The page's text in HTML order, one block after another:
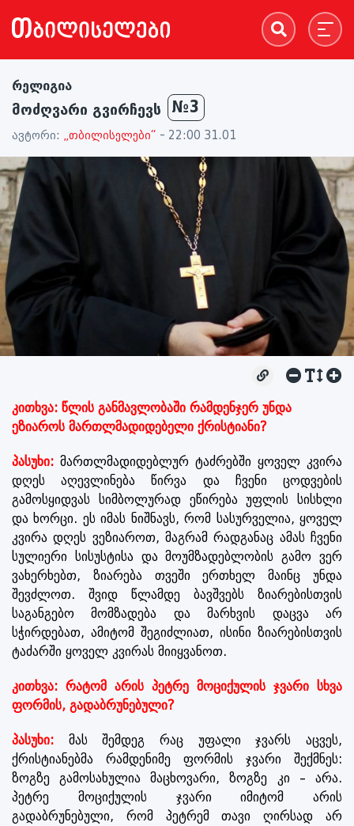
რელიგია
მოძღვარი გვირჩევს №3
ავტორი: „თბილისელები“ - 22:00 31.01
კითხვა: წლის განმავლობაში რამდენჯერ უნდა
ეზიაროს მართლმადიდებელი ქრისტიანი?
პასუხი: მართლმადიდებლურ ტაძრებში ყოველ კვირა
დღეს აღევლინება წირვა და ჩვენი ცოდვების
გამოსყიდვას სიმბოლურად ეწირება უფლის სისხლი
და ხორცი. ეს იმას ნიშნავს, რომ სასურველია, ყოველ
კვირა დღეს ვეზიაროთ, მაგრამ რადგანაც ამას ჩვენი
სულიერი სისუსტისა და მოუმზადებლობის გამო ვერ
ვახერხებთ, ზიარება თვეში ერთხელ მაინც უნდა
შევძლოთ. შვიდ წლამდე ბავშვებს ზიარებისთვის
საგანგებო მომზადება და მარხვის დაცვა არ
სჭირდებათ, ამიტომ შეგიძლიათ, ისინი ზიარებისთვის
ტაძარში ყოველ კვირას მიიყვანოთ.
კითხვა: რატომ არის პეტრე მოციქულის ჯვარი სხვა
ფორმის, გადაბრუნებული?
პასუხი: მას შემდეგ რაც უფალი ჯვარს აცვეს,
ქრისტიანებმა რამდენიმე ფორმის ჯვარი შექმნეს:
ზოგზე გამოსახულია მაცხოვარი, ზოგზე კი – არა.
პეტრე მოციქულის ჯვარი იმიტომ არის
გადაბრუნებული, რომ პეტრემ თავი ღირსად არ